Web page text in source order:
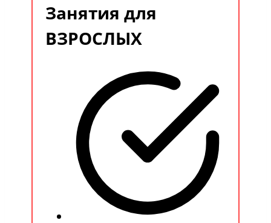
Занятия для
ВЗРОСЛЫХ